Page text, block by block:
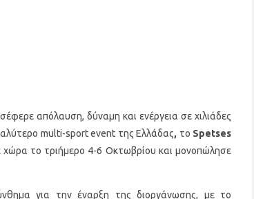
απόλαυση, δύναμη και ενέργεια σε χιλιάδες
multi-sport event της Ελλάδας, το Spetses
το τριήμερο 4-6 Οκτωβρίου και μονοπώλησε
για την έναρξη της διοργάνωσης, με το